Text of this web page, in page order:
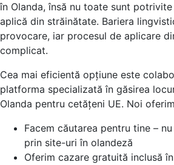
în Olanda, însă nu toate sunt
aplică din străinătate. Bariera
provocare, iar procesul de aplicare
complicat.
Cea mai eficientă opțiune este
platforma specializată în găsirea
Olanda pentru cetățeni UE. Noi
Facem căutarea pentru tine –
prin site-uri în olandeză
Oferim cazare gratuită inclusă